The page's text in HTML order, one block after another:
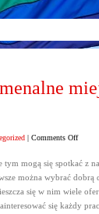
| Comments Offon
to
na
mogą się spotkać z
można wybrać
się w nim wiele
się każdy